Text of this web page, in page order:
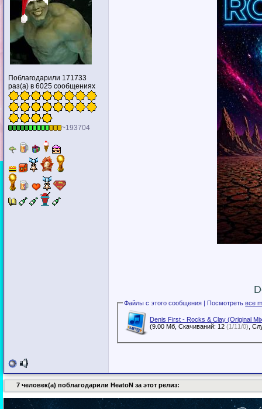
Поблагодарили 171733
раз(а) в 6025 сообщениях
~193704
Файлы с этого сообщения | Посмотретьвсе
Denis First - Rocks & Clay (Original
(9.00 Мб, Скачиваний: 12(1/11/0)
7 человек(а) поблагодарили HeatoN за этот релиз: